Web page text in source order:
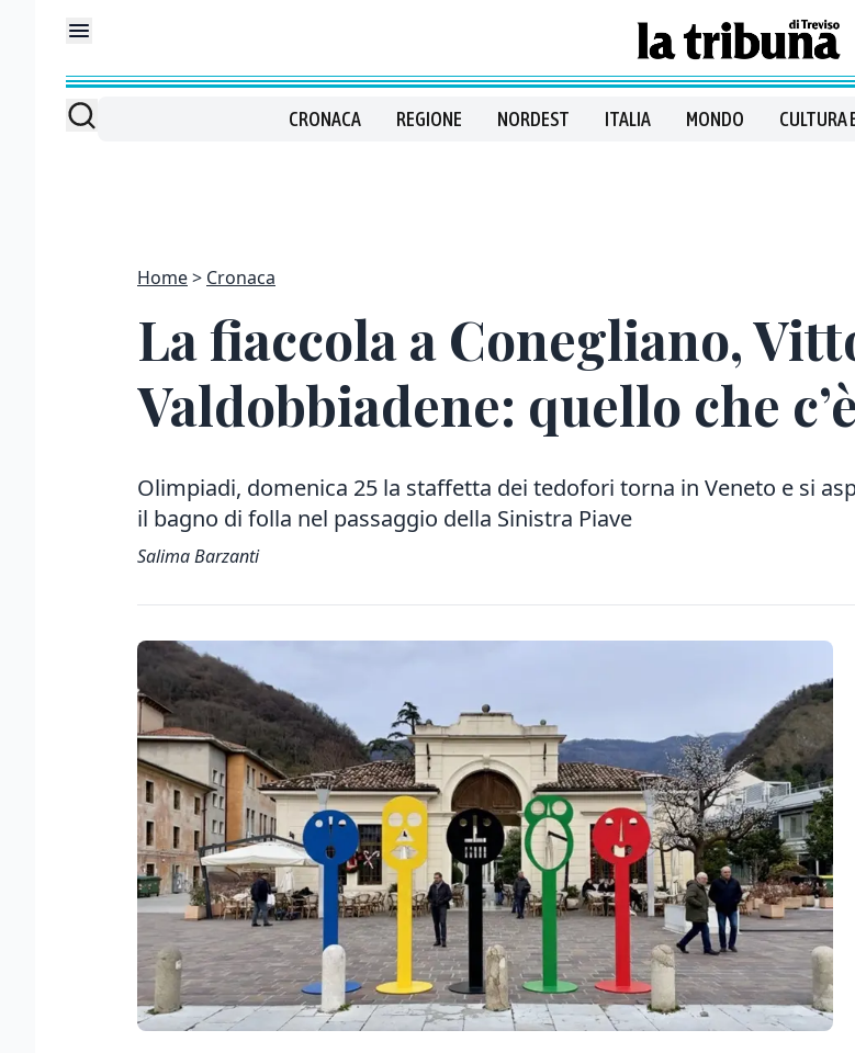
CRONACA REGIONE NORDEST ITALIA MONDO CULTURA
Home Cronaca
La fiaccola a Conegliano,
Valdobbiadene: quello che
Olimpiadi, domenica 25 la staffetta dei tedofori torna in Veneto e si
il bagno di folla nel passaggio della Sinistra Piave
Salima Barzanti